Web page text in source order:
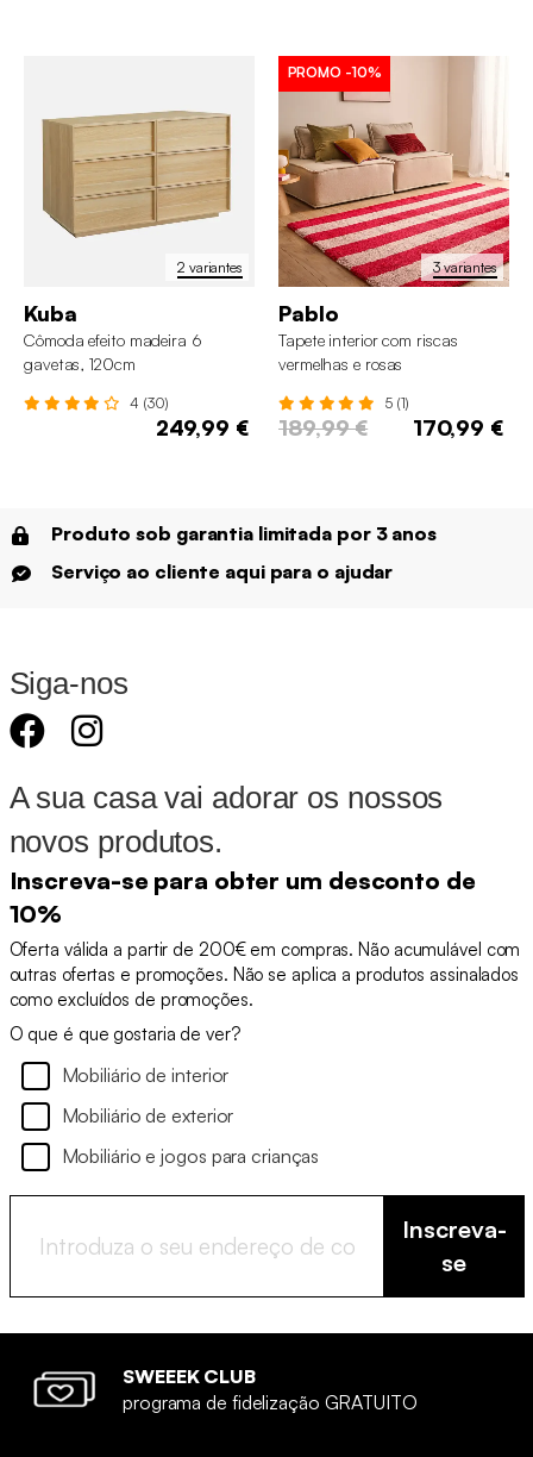
2 variantes
Kuba
Cômoda efeito madeira 6
gavetas, 120cm
4 (30)
249,99 €
3 variantes
PROMO -10%
Pablo
Tapete interior com riscas
vermelhas e rosas
5 (1)
189,99 € 170,99 €
Produto sob garantia limitada por 3 anos
Serviço ao cliente aqui para o ajudar
Siga-nos
A sua casa vai adorar os nossos
novos produtos.
Inscreva-se para obter um desconto de
10%
Oferta válida a partir de 200€ em compras. Não acumulável com
outras ofertas e promoções. Não se aplica a produtos assinalados
como excluídos de promoções.
O que é que gostaria de ver?
Mobiliário de interior
Mobiliário de exterior
Mobiliário e jogos para crianças
Inscreva-
se
SWEEEK CLUB
programa de fidelização GRATUITO